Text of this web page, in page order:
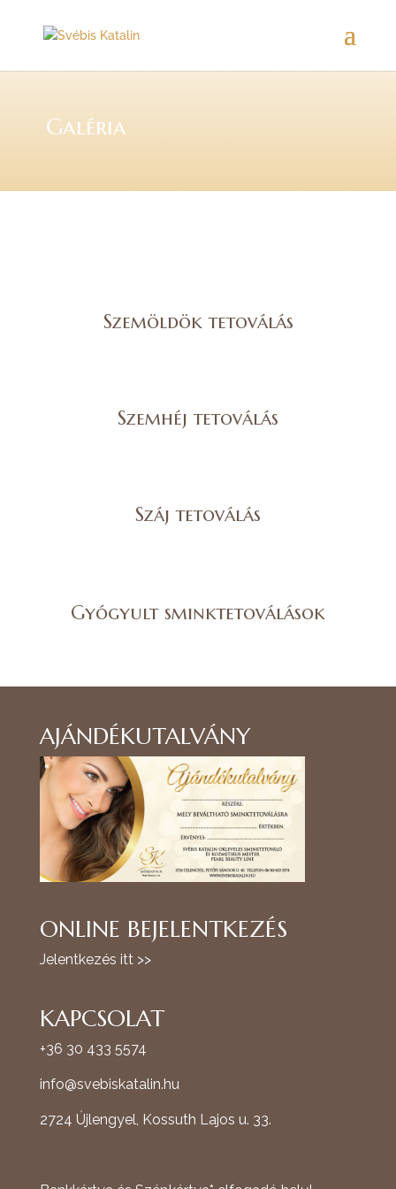
Galéria
Szemöldök tetoválás
Szemhéj tetoválás
Száj tetoválás
Gyógyult sminktetoválások
AJÁNDÉKUTALVÁNY
ONLINE BEJELENTKEZÉS
Jelentkezés itt >>
KAPCSOLAT
+36 30 433 5574
info@svebiskatalin.hu
2724 Újlengyel, Kossuth Lajos u. 33.